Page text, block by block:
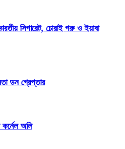
সিগারেট, চোরাই গরু ও ইয়াবা
ডন গ্রেপ্তার
কর্নেল অলি